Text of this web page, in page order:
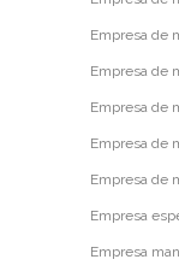
Empresa de
Empresa de
Empresa de
Empresa de
Empresa de
Empresa
Empresa